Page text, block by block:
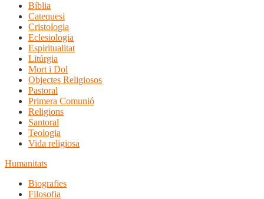
Bíblia
Catequesi
Cristologia
Eclesiologia
Espiritualitat
Litúrgia
Mort i Dol
Objectes Religiosos
Pastoral
Primera Comunió
Religions
Santoral
Teologia
Vida religiosa
Humanitats
Biografies
Filosofia